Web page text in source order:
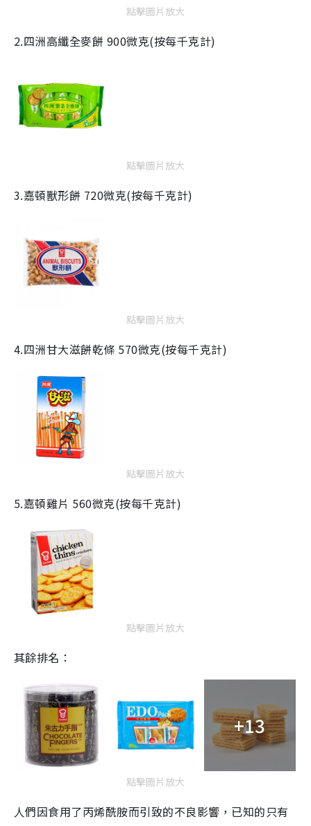
點擊圖片放大
2.四洲高纖全麥餅 900微克(按每千克計)
點擊圖片放大
3.嘉頓獸形餅 720微克(按每千克計)
點擊圖片放大
4.四洲甘大滋餅乾條 570微克(按每千克計)
點擊圖片放大
5.嘉頓雞片 560微克(按每千克計)
點擊圖片放大
其餘排名：
+13
點擊圖片放大
人們因食用了丙烯酰胺而引致的不良影響，已知的只有